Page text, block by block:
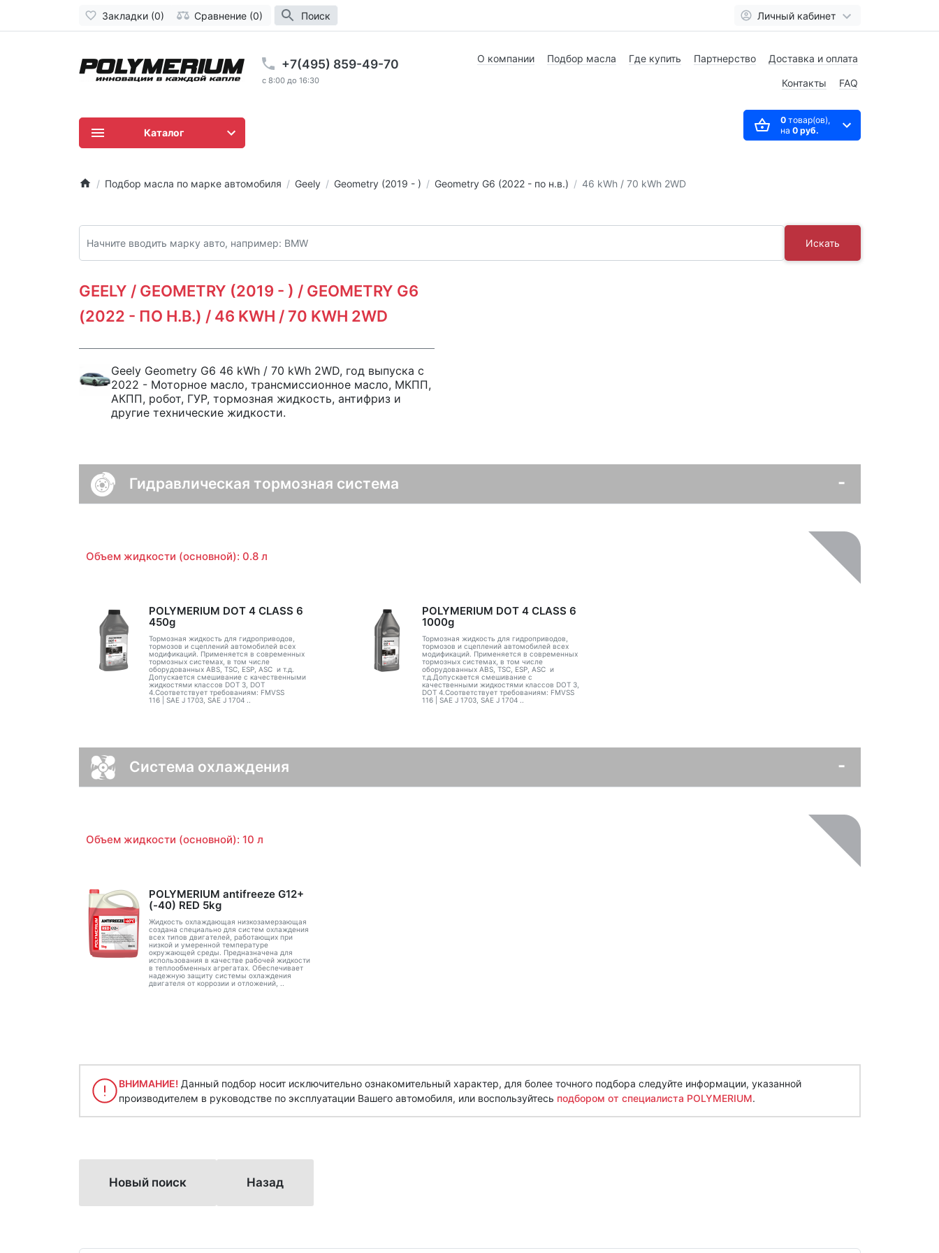
Закладки (0) Сравнение (0) Поиск Личный кабинет
+7(495) 859-49-70
c 8:00 до 16:30
О компании Подбор масла Где купить Партнерство Доставка и оплата
Контакты FAQ
0товар(ов),
на 0 руб.
Каталог
Подбор масла по марке автомобиля Geely Geometry (2019 - ) Geometry G6 (2022 - по н.в.) 46 kWh / 70 kWh 2WD
Искать
GEELY / GEOMETRY (2019 - ) / GEOMETRY G6
(2022 - ПО Н.В.) / 46 KWH / 70 KWH 2WD
Geely Geometry G6 46 kWh / 70 kWh 2WD, год выпуска с
2022 - Моторное масло, трансмиссионное масло, МКПП,
АКПП, робот, ГУР, тормозная жидкость, антифриз и
другие технические жидкости.
Гидравлическая тормозная система
Объем жидкости (основной): 0.8 л
POLYMERIUM DOT 4 CLASS 6
450g
Тормозная жидкость для гидроприводов,
тормозов и сцеплений автомобилей всех
модификаций. Применяется в современных
тормозных системах, в том числе
оборудованных ABS, TSC, ESP, ASC и т.д.
Допускается смешивание с качественными
жидкостями классов DOT 3, DOT
4.Соответствует требованиям: FMVSS
116 | SAE J 1703, SAE J 1704 ..
POLYMERIUM DOT 4 CLASS 6
1000g
Тормозная жидкость для гидроприводов,
тормозов и сцеплений автомобилей всех
модификаций. Применяется в современных
тормозных системах, в том числе
оборудованных ABS, TSC, ESP, ASC и
т.д.Допускается смешивание с
качественными жидкостями классов DOT 3,
DOT 4.Соответствует требованиям: FMVSS
116 | SAE J 1703, SAE J 1704 ..
Система охлаждения
Объем жидкости (основной): 10 л
POLYMERIUM antifreeze G12+
(-40) RED 5kg
Жидкость охлаждающая низкозамерзающая
создана специально для систем охлаждения
всех типов двигателей, работающих при
низкой и умеренной температуре
окружающей среды. Предназначена для
использования в качестве рабочей жидкости
в теплообменных агрегатах. Обеспечивает
надежную защиту системы охлаждения
двигателя от коррозии и отложений, ..
ВНИМАНИЕ! Данный подбор носит исключительно ознакомительный характер, для более точного подбора следуйте информации, указанной
производителем в руководстве по эксплуатации Вашего автомобиля, или воспользуйтесь подбором от специалиста POLYMERIUM.
Новый поиск Назад